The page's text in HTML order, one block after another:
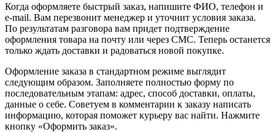
Когда оформляете быстрый заказ, напишите ФИО, телефон и
e-mail. Вам перезвонит менеджер и уточнит условия заказа.
По результатам разговора вам придет подтверждение
оформления товара на почту или через СМС. Теперь останется
только ждать доставки и радоваться новой покупке.
Оформление заказа в стандартном режиме выглядит
следующим образом. Заполняете полностью форму по
последовательным этапам: адрес, способ доставки, оплаты,
данные о себе. Советуем в комментарии к заказу написать
информацию, которая поможет курьеру вас найти. Нажмите
кнопку «Оформить заказ».